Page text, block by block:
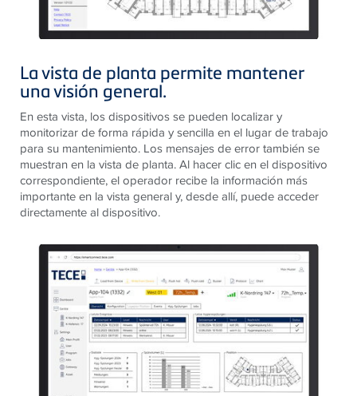
La vista de planta permite mantener
una visión general.
En esta vista, los dispositivos se pueden localizar y
monitorizar de forma rápida y sencilla en el lugar de trabajo
para su mantenimiento. Los mensajes de error también se
muestran en la vista de planta. Al hacer clic en el dispositivo
correspondiente, el operador recibe la información más
importante en la vista general y, desde allí, puede acceder
directamente al dispositivo.